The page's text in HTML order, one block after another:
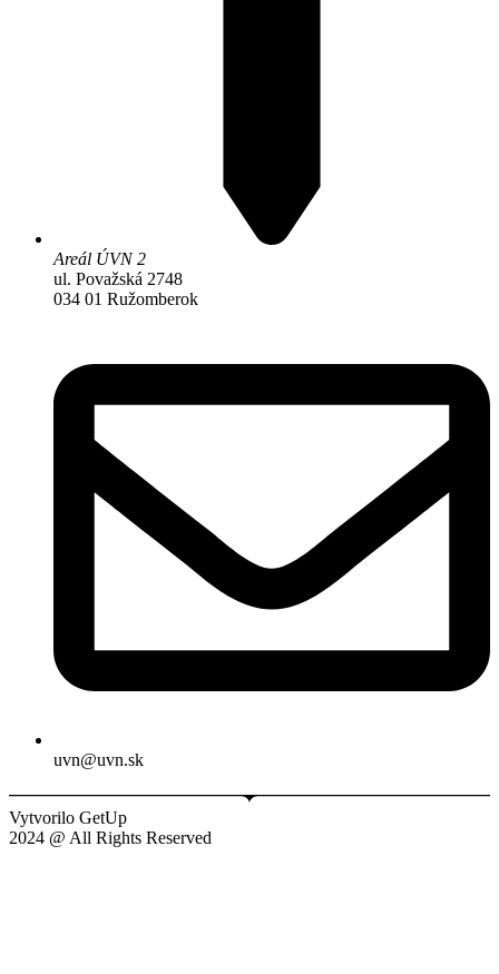
Areál ÚVN 2
ul. Považská 2748
034 01 Ružomberok
uvn@uvn.sk
Vytvorilo GetUp
2024 @ All Rights Reserved